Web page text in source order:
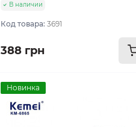
В наличии
Код товара: 3691
388 грн
Новинка